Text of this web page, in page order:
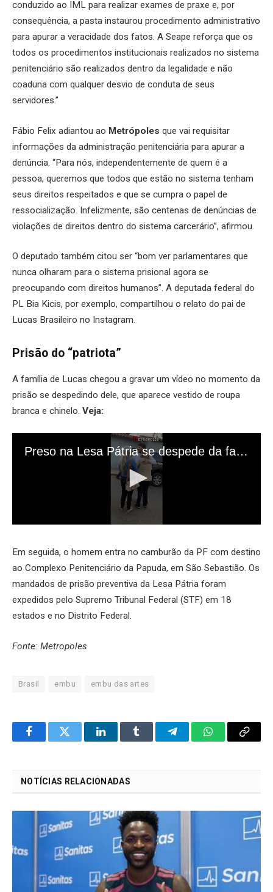
conduzido ao IML para realizar exames de praxe e, por
consequência, a pasta instaurou procedimento administrativo
para apurar a veracidade dos fatos. A Seape reforça que os
todos os procedimentos institucionais realizados no sistema
penitenciário são realizados dentro da legalidade e não
coaduna com qualquer desvio de conduta de seus
servidores.”
Fábio Felix adiantou ao Metrópoles que vai requisitar
informações da administração penitenciária para apurar a
denúncia. “Para nós, independentemente de quem é a
pessoa, queremos que todos que estão no sistema tenham
seus direitos respeitados e que se cumpra o papel de
ressocialização. Infelizmente, são centenas de denúncias de
violações de direitos dentro do sistema carcerário”, afirmou.
O deputado também citou ser “bom ver parlamentares que
nunca olharam para o sistema prisional agora se
preocupando com direitos humanos”. A deputada federal do
PL Bia Kicis, por exemplo, compartilhou o relato do pai de
Lucas Brasileiro no Instagram.
Prisão do “patriota”
A família de Lucas chegou a gravar um vídeo no momento da
prisão se despedindo dele, que aparece vestido de roupa
branca e chinelo. Veja:
Em seguida, o homem entra no camburão da PF com destino
ao Complexo Penitenciário da Papuda, em São Sebastião. Os
mandados de prisão preventiva da Lesa Pátria foram
expedidos pelo Supremo Tribunal Federal (STF) em 18
estados e no Distrito Federal.
Fonte: Metropoles
Brasil embu embu das artes
FacebookTwitter LinkedInTumblr TelegramWhatsApp
Copy
NOTÍCIAS RELACIONADAS